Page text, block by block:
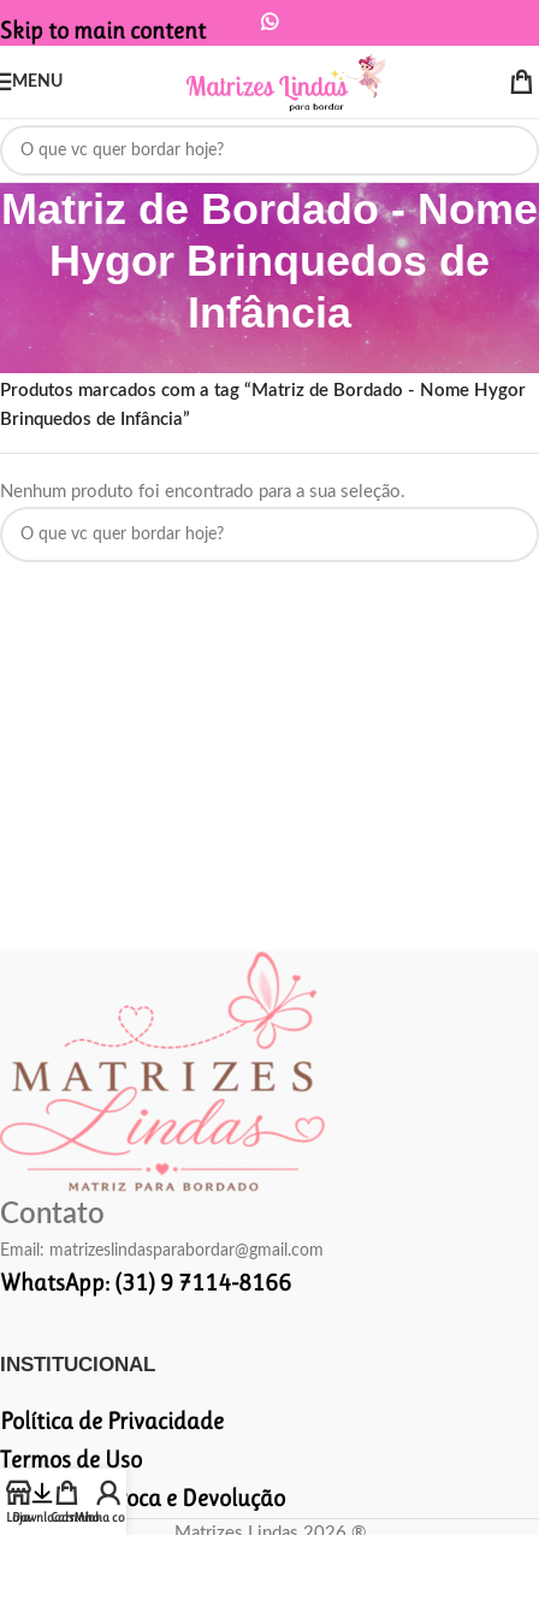
Skip to main content
MENU
Matriz de Bordado - Nome
Hygor Brinquedos de
Infância
Início
/
Produtos marcados com a tag “Matriz de Bordado - Nome Hygor
Brinquedos de Infância”
Nenhum produto foi encontrado para a sua seleção.
Contato
Email: matrizeslindasparabordar@gmail.com
WhatsApp: (31) 9 7114-8166
INSTITUCIONAL
Política de Privacidade
Termos de Uso
Política de Troca e Devolução
Matrizes Lindas 2026 ®
Loja
DownloadsCarrinhoMinha conta